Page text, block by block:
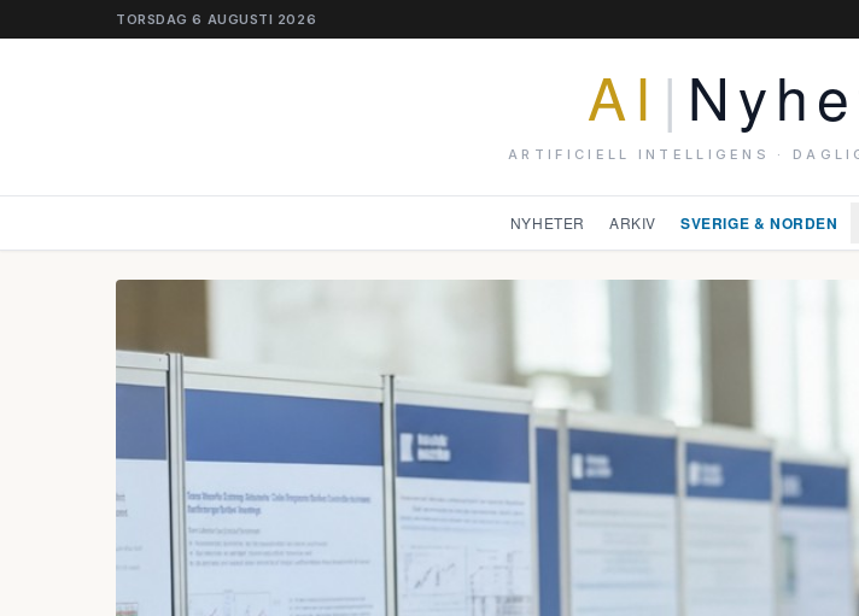
TORSDAG 6 AUGUSTI 2026
AI |
ARTIFICIELL INTELLIGENS ·
NYHETER ARKIV SVERIGE & NORDEN